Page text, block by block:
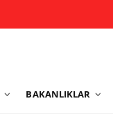
BAKANLIKLAR